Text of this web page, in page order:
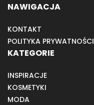
NAWIGACJA
KONTAKT
POLITYKA PRYWATNOŚCI
KATEGORIE
INSPIRACJE
KOSMETYKI
MODA